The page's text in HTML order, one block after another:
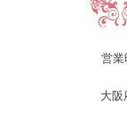
営業
大